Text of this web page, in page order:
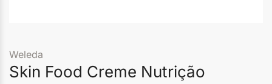
Weleda
Skin Food Creme Nutrição